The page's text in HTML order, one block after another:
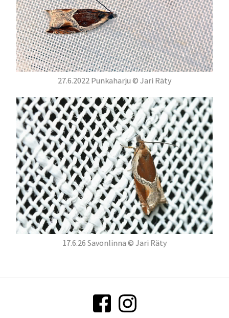
27.6.2022 Punkaharju © Jari Räty
17.6.26 Savonlinna © Jari Räty